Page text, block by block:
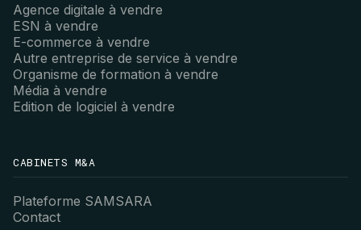
Agence digitale à vendre
ESN à vendre
E-commerce à vendre
Autre entreprise de service à vendre
Organisme de formation à vendre
Média à vendre
Edition de logiciel à vendre
CABINETS M&A
Plateforme SAMSARA
Contact